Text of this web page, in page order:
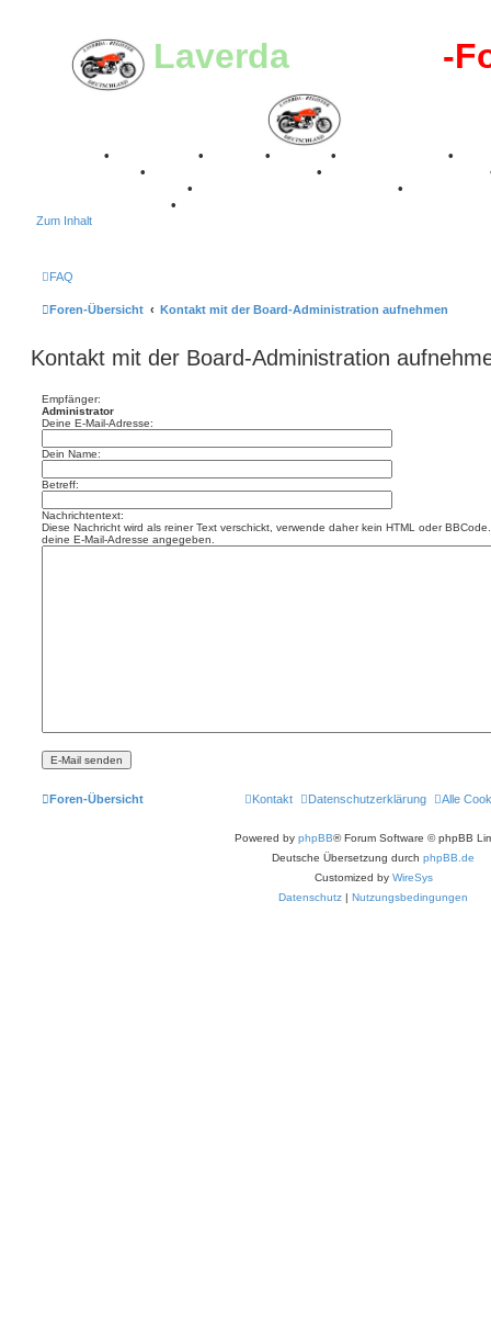
Laverda-Register -
• • • •
•
• •
• •
•
Zum Inhalt
FAQ
Foren-Übersicht Kontakt mit der Board-Administration aufnehmen
Kontakt mit der Board-Administration
Empfänger:
Administrator
Deine E-Mail-Adresse:
Dein Name:
Betreff:
Nachrichtentext:
Diese Nachricht wird als reiner Text verschickt, verwende daher kein HTML oder
deine E-Mail-Adresse angegeben.
Foren-Übersicht Alle
Datenschutzerklärung
Kontakt
Powered by phpBB® Forum Software © phpBB
Deutsche Übersetzung durch phpBB.de
Customized by WireSys
Datenschutz | Nutzungsbedingungen